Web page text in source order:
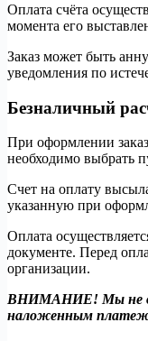
Оплата счёта
момента его
Заказ может быть
уведомления по
Безналичный
При оформлении
необходимо выбрать
Счет на оплату
указанную при
Оплата
документе. Перед
организации.
ВНИМАНИЕ! Мы не
наложенным